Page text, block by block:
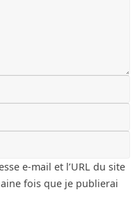
e-mail et l’URL du site
fois que je publierai